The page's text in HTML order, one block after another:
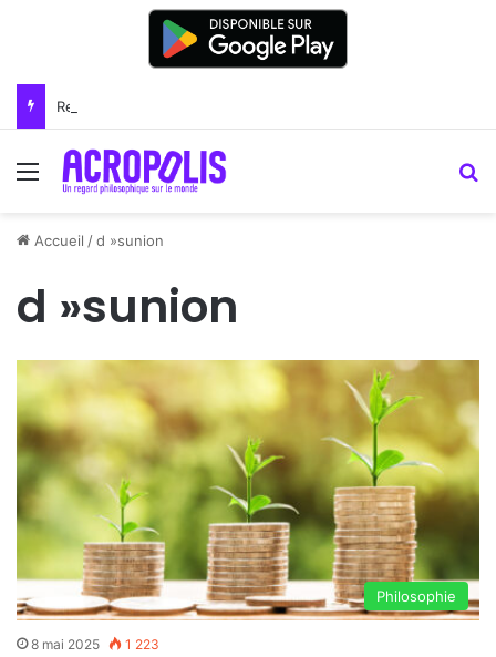
Renoir : la peinture comme un art du lien
Menu
Accueil /d »sunion
d »sunion
Philosophie
8 mai 2025 1 223